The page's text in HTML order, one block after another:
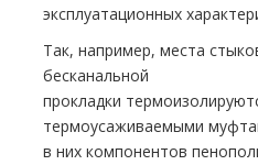
эксплуатационных
Так, например, места
бесканальной
прокладки
термоусаживаемыми
в них компонентов